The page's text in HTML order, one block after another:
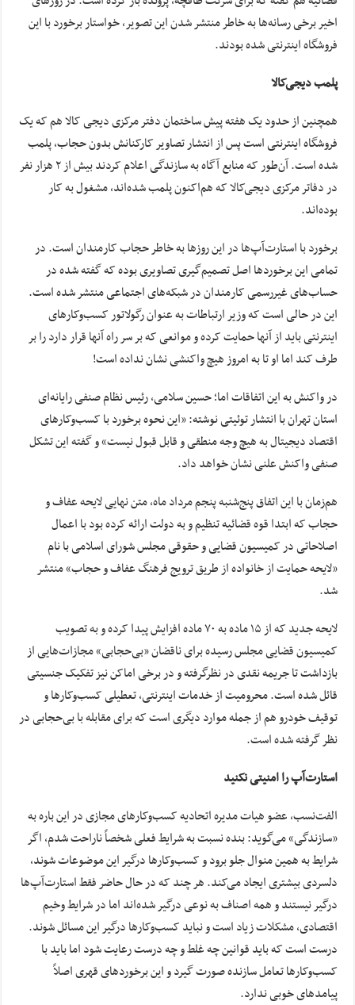
اخیر برخی رسانه‌ها به خاطر منتشر شدن این تصویر، خواستار برخورد با این
فروشگاه اینترنتی شده بودند.
پلمب دیجی‌کالا
همچنین از حدود یک هفته پیش ساختمان دفتر مرکزی دیجی کالا هم که یک
فروشگاه اینترنتی است پس از انتشار تصاویر کارکنانش بدون حجاب، پلمب
شده است. آن‌طور که منابع آگاه به سازندگی اعلام کردند بیش از ۲ هزار نفر
در دفاتر مرکزی دیجی‌کالا که هم‌اکنون پلمب شده‌اند، مشغول به کار
بوده‌اند.
برخورد با استارت‌آپ‌ها در این روزها به خاطر حجاب کارمندان است. در
تمامی این برخوردها اصل تصمیم‌گیری تصاویری بوده که گفته شده در
حساب‌های غیررسمی کارمندان در شبکه‌های اجتماعی منتشر شده است.
این در حالی است که وزیر ارتباطات به عنوان رگولاتور کسب‌وکارهای
اینترنتی باید از آنها حمایت کرده و موانعی که بر سر راه آنها قرار دارد را بر
طرف کند اما او تا به امروز هیچ واکنشی نشان نداده است!
در واکنش به این اتفاقات اما؛ حسین سلامی، رئیس نظام صنفی رایانه‌ای
استان تهران با انتشار توئیتی نوشته: «این نحوه برخورد با کسب‌وکارهای
اقتصاد دیجیتال به هیچ وجه منطقی و قابل قبول نیست» و گفته این تشکل
صنفی واکنش علنی نشان خواهد داد.
هم‌زمان با این اتفاق پنج‌شنبه پنجم مرداد ماه، متن نهایی لایحه عفاف و
حجاب که ابتدا قوه قضائیه تنظیم و به دولت ارائه کرده بود با اعمال
اصلاحاتی در کمیسیون قضایی و حقوقی مجلس شورای اسلامی با نام
«لایحه حمایت از خانواده از طریق ترویج فرهنگ عفاف و حجاب» منتشر
شد.
لایحه جدید که از ۱۵ ماده به ۷۰ ماده افزایش پیدا کرده و به تصویب
کمیسیون قضایی مجلس رسیده برای ناقضان «بی‌حجابی» مجازات‌هایی از
بازداشت تا جریمه نقدی در نظرگرفته و در برخی اماکن نیز تفکیک جنسیتی
قائل شده است. محرومیت از خدمات اینترنتی، تعطیلی کسب‌وکارها و
توقیف خودرو هم از جمله موارد دیگری است که برای مقابله با بی‌حجابی در
نظر گرفته شده است.
استارت‌آپ را امنیتی نکنید
الفت‌نسب، عضو هیات مدیره اتحادیه کسب‌وکارهای مجازی در این باره به
«سازندگی» می‌گوید: بنده نسبت به شرایط فعلی شخصاً ناراحت شدم، اگر
شرایط به همین منوال جلو برود و کسب‌وکارها درگیر این موضوعات شوند،
دلسردی بیشتری ایجاد می‌کند. هر چند که در حال حاضر فقط استارت‌آپ‌ها
درگیر نیستند و همه اصناف به نوعی درگیر شده‌اند اما در شرایط وخیم
اقتصادی، مشکلات زیاد است و نباید کسب‌وکارها درگیر این مسائل شوند.
درست است که باید قوانین چه غلط و چه درست رعایت شود اما باید با
کسب‌وکارها تعامل سازنده صورت گیرد و این برخوردهای قهری اصلاً
پیامدهای خوبی ندارد.